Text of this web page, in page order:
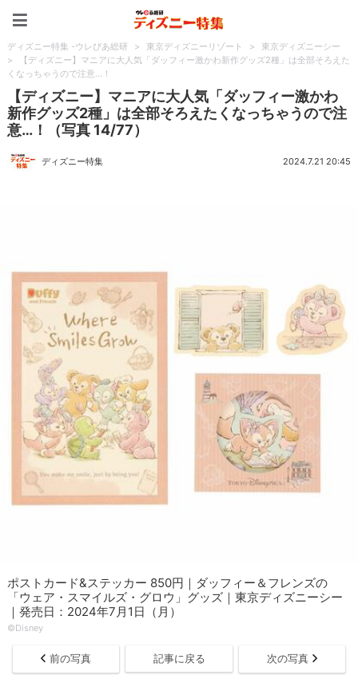
ディズニー特集 -ウレぴあ総研 > 東京ディズニーリゾート >
東京ディズニーシー
>
【ディズニー】マニアに大人気「ダッフィー激かわ新作グッズ2種」は全部そろえた
くなっちゃうので注意…！
【ディズニー】マニアに大人気「ダッフィー激かわ
新作グッズ2種」は全部そろえたくなっちゃうので注
意…！（写真 14/77）
ディズニー特集 2024.7.21 20:45
ポストカード&ステッカー 850円｜ダッフィー＆フレンズの
「ウェア・スマイルズ・グロウ」グッズ｜東京ディズニーシー
｜発売日：2024年7月1日（月）
©Disney
前の写真 記事に戻る 次の写真